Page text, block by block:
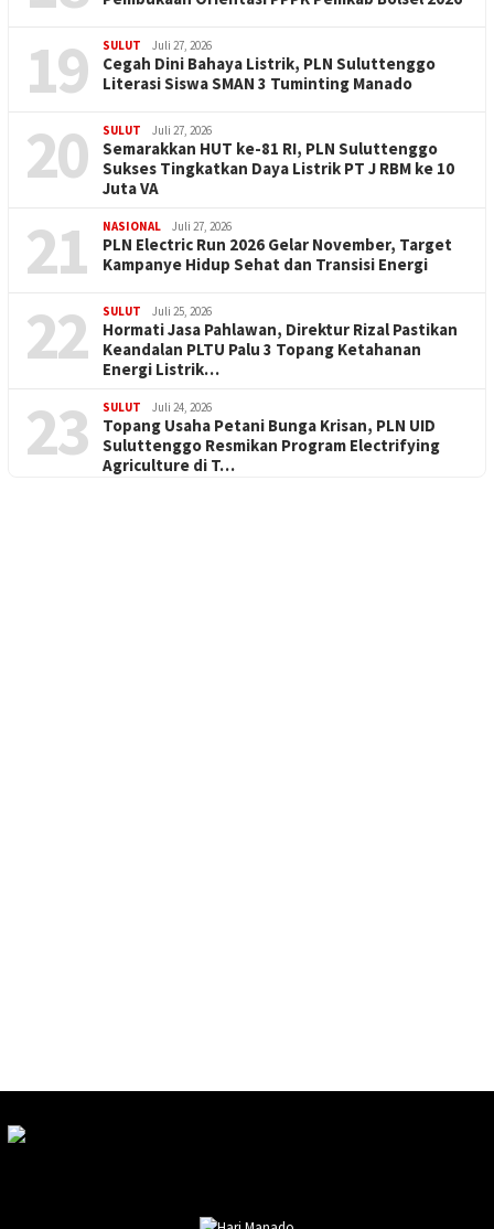
19 SULUT Juli 27, 2026
Cegah Dini Bahaya Listrik, PLN Suluttenggo
Literasi Siswa SMAN 3 Tuminting Manado
20 SULUT Juli 27, 2026
Semarakkan HUT ke-81 RI, PLN Suluttenggo
Sukses Tingkatkan Daya Listrik PT J RBM ke 10
Juta VA
21 NASIONAL Juli 27, 2026
PLN Electric Run 2026 Gelar November, Target
Kampanye Hidup Sehat dan Transisi Energi
22 SULUT Juli 25, 2026
Hormati Jasa Pahlawan, Direktur Rizal Pastikan
Keandalan PLTU Palu 3 Topang Ketahanan
Energi Listrik…
23 SULUT Juli 24, 2026
Topang Usaha Petani Bunga Krisan, PLN UID
Suluttenggo Resmikan Program Electrifying
Agriculture di T…